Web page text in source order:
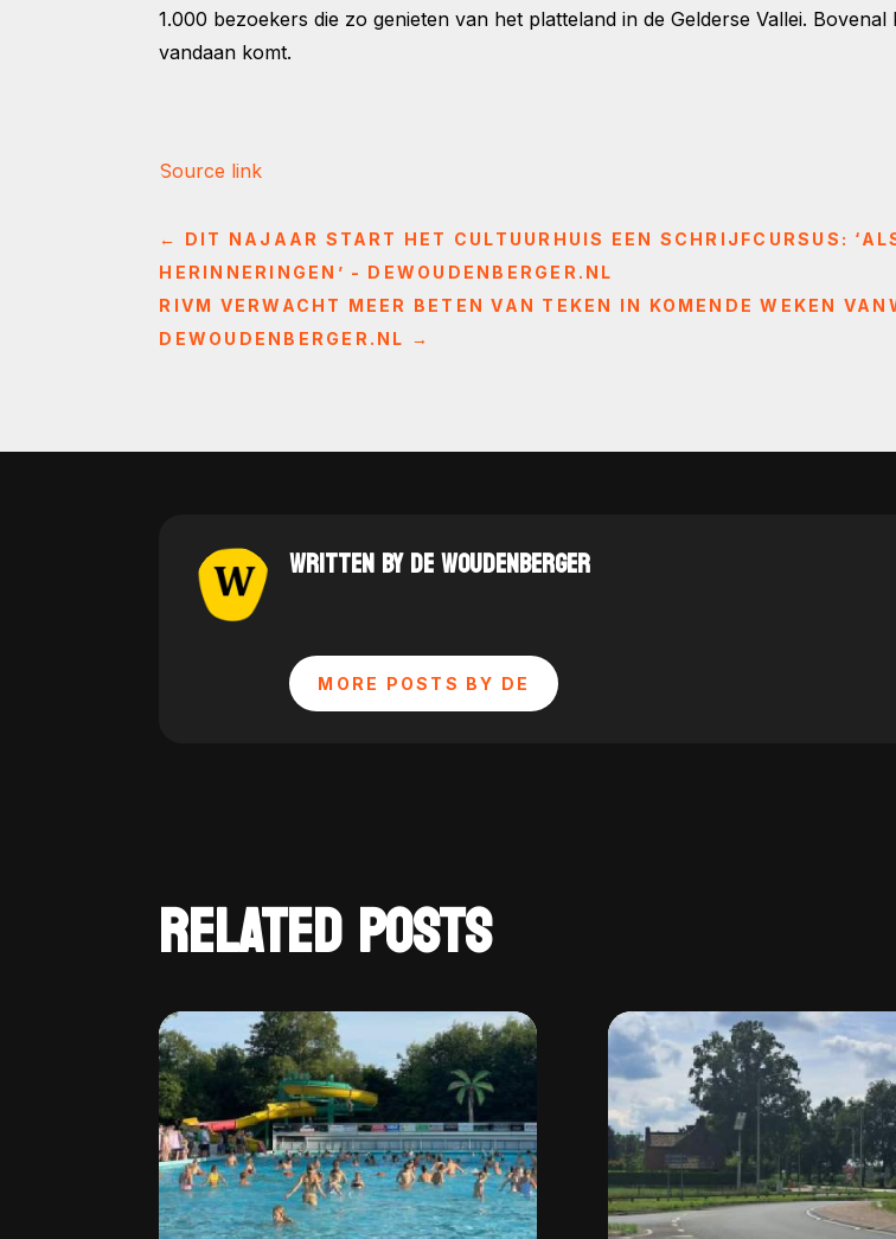
1.000 bezoekers die zo genieten van het platteland in de Gelderse Vallei.
vandaan komt.
Source link
← DIT NAJAAR START HET CULTUURHUIS EEN SCHRIJFCURSUS:
HERINNERINGEN’ - DEWOUDENBERGER.NL
RIVM VERWACHT MEER BETEN VAN TEKEN IN KOMENDE WEKEN
DEWOUDENBERGER.NL →
WRITTEN BY DE WOUDENBERGER
MORE POSTS BY DE
RELATED POSTS